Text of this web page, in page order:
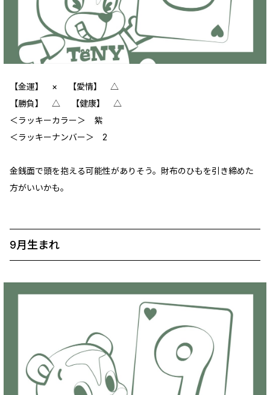
【金運】 × 【愛情】 △
【勝負】 △ 【健康】 △
＜ラッキーカラー＞ 紫
＜ラッキーナンバー＞ 2
金銭面で頭を抱える可能性がありそう。財布のひもを引き締めた
方がいいかも。
9月生まれ